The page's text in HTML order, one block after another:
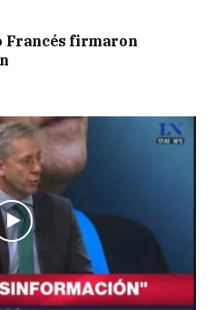
Francés firmaron